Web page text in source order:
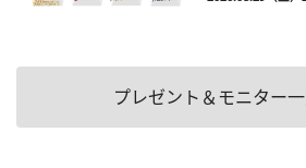
プレゼント＆モニター